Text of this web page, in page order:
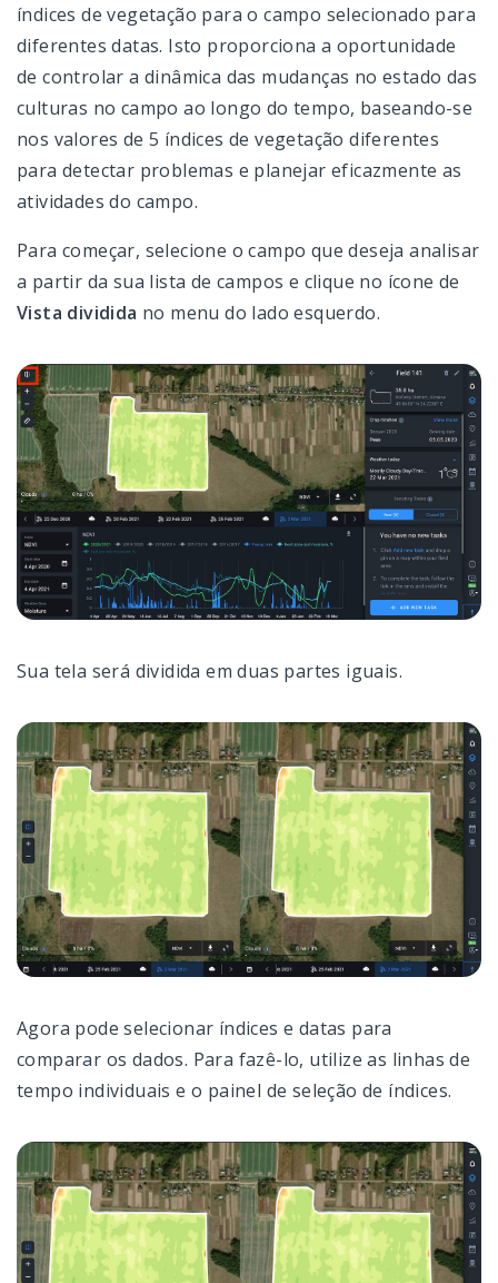
índices de vegetação para o campo selecionado para
diferentes datas. Isto proporciona a oportunidade
de controlar a dinâmica das mudanças no estado das
culturas no campo ao longo do tempo, baseando-se
nos valores de 5 índices de vegetação diferentes
para detectar problemas e planejar eficazmente as
atividades do campo.
Para começar, selecione o campo que deseja analisar
a partir da sua lista de campos e clique no ícone de
Vista dividida no menu do lado esquerdo.
Sua tela será dividida em duas partes iguais.
Agora pode selecionar índices e datas para
comparar os dados. Para fazê-lo, utilize as linhas de
tempo individuais e o painel de seleção de índices.